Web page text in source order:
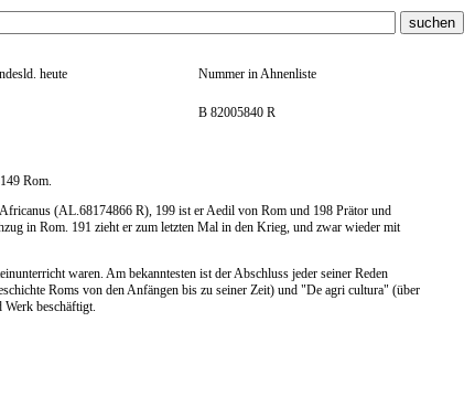
heute Nummer in Ahnenliste
B 82005840 R
Rom.
(AL.68174866 R), 199 ist er Aedil von Rom und 198 Prätor und
in Rom. 191 zieht er zum letzten Mal in den Krieg, und zwar wieder mit
waren. Am bekanntesten ist der Abschluss jeder seiner Reden
Roms von den Anfängen bis zu seiner Zeit) und "De agri cultura" (über
beschäftigt.